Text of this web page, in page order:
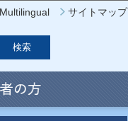
Multilingual サイトマップ